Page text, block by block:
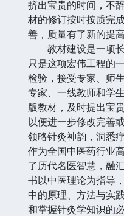
挤出宝贵的时间，不
材的修订按时按质完
善，质量有了新的提高
教材建设是一项长
只是这项宏伟工程的
检验，接受专家、师
专家、一线教师和学
版教材，及时提出宝
以便进一步修改完善
领略针灸神韵，洞悉
作为全国中医药行业
了历代名医智慧，融
书以中医理论为指导
中的原理、方法与实
和掌握针灸学知识的